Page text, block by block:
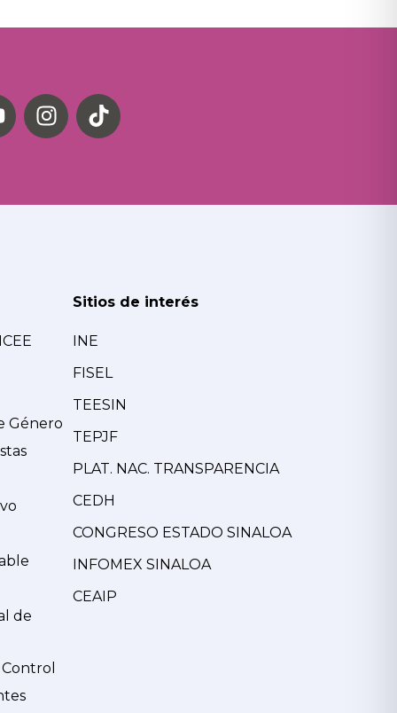
Género
de
Sitios de interés
INE
FISEL
TEESIN
TEPJF
PLAT. NAC. TRANSPARENCIA
CEDH
CONGRESO ESTADO SINALOA
INFOMEX SINALOA
CEAIP